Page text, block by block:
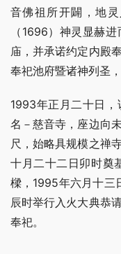
音佛祖所开闢，地
（1696）神灵显赫
庙，并承诺约定内殿
奉祀池府暨诸神列圣
1993年正月二十日
名－慈音寺，座边向
尺，始略具规模之禅
十月二十二日卯时奠
樑，1995年六月十三
辰时举行入火大典恭
奉祀。